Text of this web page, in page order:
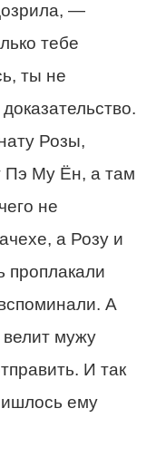
—
тебе
ты не
Розы,
Пэ Му Ён, а там
не
а Розу и
проплакали
А
мужу
И так
ему